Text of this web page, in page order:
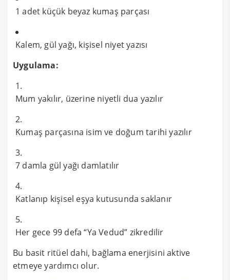
1 adet küçük beyaz kumaş parçası
Kalem, gül yağı, kişisel niyet yazısı
Uygulama:
Mum yakılır, üzerine niyetli dua yazılır
Kumaş parçasına isim ve doğum tarihi yazılır
7 damla gül yağı damlatılır
Katlanıp kişisel eşya kutusunda saklanır
Her gece 99 defa “Ya Vedud” zikredilir
Bu basit ritüel dahi, bağlama enerjisini aktive
etmeye yardımcı olur.